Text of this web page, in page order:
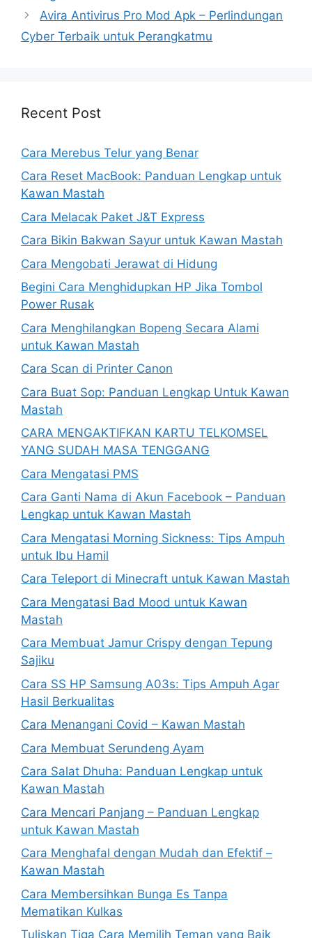
Avira Antivirus Pro Mod Apk – Perlindungan
Cyber Terbaik untuk Perangkatmu
Recent Post
Cara Merebus Telur yang Benar
Cara Reset MacBook: Panduan Lengkap untuk
Kawan Mastah
Cara Melacak Paket J&T Express
Cara Bikin Bakwan Sayur untuk Kawan Mastah
Cara Mengobati Jerawat di Hidung
Begini Cara Menghidupkan HP Jika Tombol
Power Rusak
Cara Menghilangkan Bopeng Secara Alami
untuk Kawan Mastah
Cara Scan di Printer Canon
Cara Buat Sop: Panduan Lengkap Untuk Kawan
Mastah
CARA MENGAKTIFKAN KARTU TELKOMSEL
YANG SUDAH MASA TENGGANG
Cara Mengatasi PMS
Cara Ganti Nama di Akun Facebook – Panduan
Lengkap untuk Kawan Mastah
Cara Mengatasi Morning Sickness: Tips Ampuh
untuk Ibu Hamil
Cara Teleport di Minecraft untuk Kawan Mastah
Cara Mengatasi Bad Mood untuk Kawan
Mastah
Cara Membuat Jamur Crispy dengan Tepung
Sajiku
Cara SS HP Samsung A03s: Tips Ampuh Agar
Hasil Berkualitas
Cara Menangani Covid – Kawan Mastah
Cara Membuat Serundeng Ayam
Cara Salat Dhuha: Panduan Lengkap untuk
Kawan Mastah
Cara Mencari Panjang – Panduan Lengkap
untuk Kawan Mastah
Cara Menghafal dengan Mudah dan Efektif –
Kawan Mastah
Cara Membersihkan Bunga Es Tanpa
Mematikan Kulkas
Tuliskan Tiga Cara Memilih Teman yang Baik